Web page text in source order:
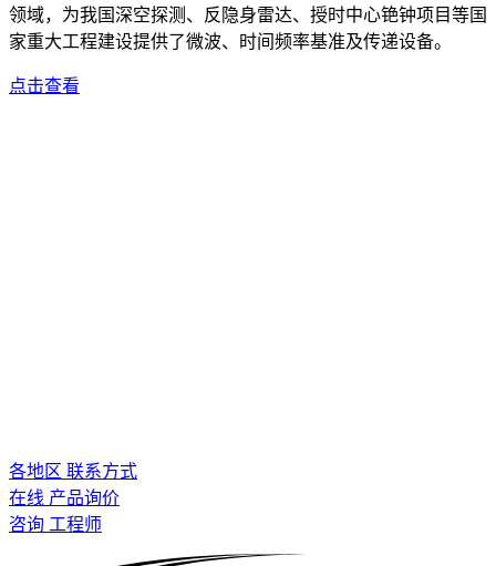
领域，为我国深空探测、反隐身雷达、授时中心铯钟项目等国
家重大工程建设提供了微波、时间频率基准及传递设备。
点击查看
各地区 联系方式
在线 产品询价
咨询 工程师